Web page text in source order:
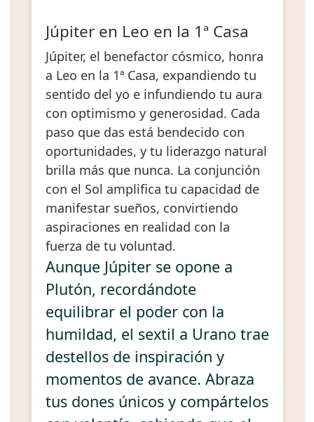
Júpiter en Leo en la 1ª Casa
Júpiter, el benefactor cósmico, honra
a Leo en la 1ª Casa, expandiendo tu
sentido del yo e infundiendo tu aura
con optimismo y generosidad. Cada
paso que das está bendecido con
oportunidades, y tu liderazgo natural
brilla más que nunca. La conjunción
con el Sol amplifica tu capacidad de
manifestar sueños, convirtiendo
aspiraciones en realidad con la
fuerza de tu voluntad.
Aunque Júpiter se opone a
Plutón, recordándote
equilibrar el poder con la
humildad, el sextil a Urano trae
destellos de inspiración y
momentos de avance. Abraza
tus dones únicos y compártelos